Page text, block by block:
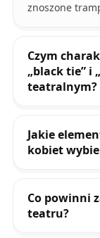
znoszone
Czym
„black tie” i
teatralnym?
Jakie
kobiet
Co powinni
teatru?